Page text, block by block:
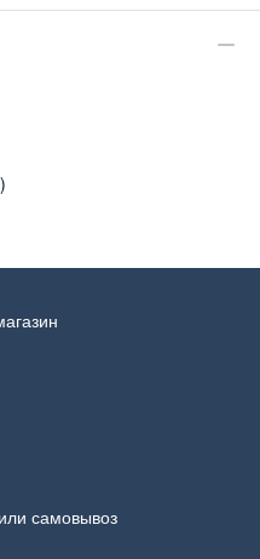
1% эластан
не более 30С, химчистка
машинная сушка
самовывоз